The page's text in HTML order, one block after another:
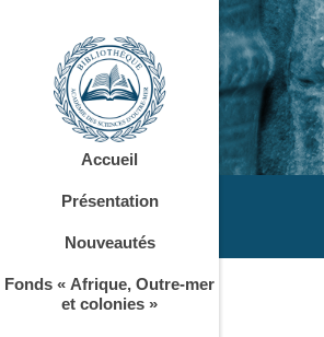
Accueil
Présentation
Nouveautés
Fonds « Afrique, Outre-mer
et colonies »